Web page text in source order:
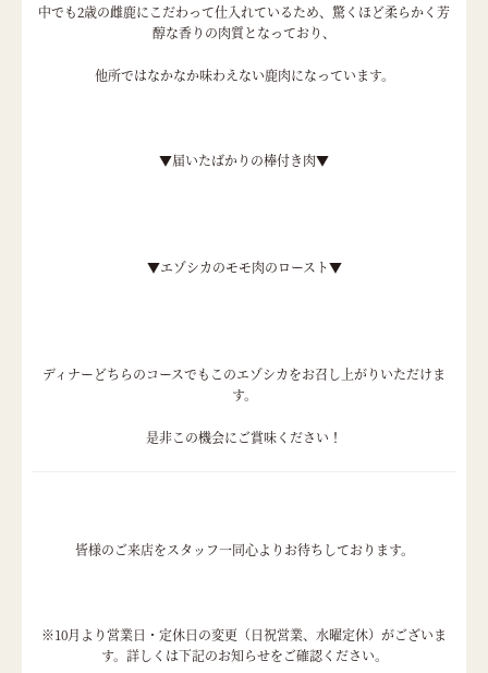
中でも2歳の雌鹿にこだわって仕入れているため、驚くほど柔らかく芳
醇な香りの肉質となっており、
他所ではなかなか味わえない鹿肉になっています。
▼届いたばかりの棒付き肉▼
▼エゾシカのモモ肉のロースト▼
ディナーどちらのコースでもこのエゾシカをお召し上がりいただけま
す。
是非この機会にご賞味ください！
皆様のご来店をスタッフ一同心よりお待ちしております。
※10月より営業日・定休日の変更（日祝営業、水曜定休）がございま
す。詳しくは下記のお知らせをご確認ください。